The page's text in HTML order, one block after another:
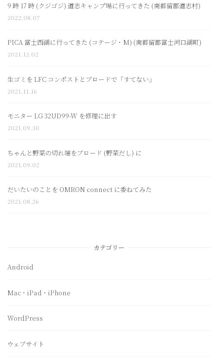
9 時 17 時 (クジゴジ) 道志キャンプ場に行ってきた (南都留郡道志村)
2022.08.07
PICA 富士西湖に行ってきた (コテージ・M) (南都留郡富士河口湖町)
2021.12.02
生ゴミを LFC コンポストとブロードで「すてない」
2021.11.16
モニター LG 32UD99-W を修理に出す
2021.09.30
ちゃんと野菜の切れ端をブロード (野菜だし) に
2021.09.02
だいたいのことを OMRON connect に委ねてみた
2021.08.26
カテゴリー
Android
Mac・iPad・iPhone
WordPress
ウェブサイト